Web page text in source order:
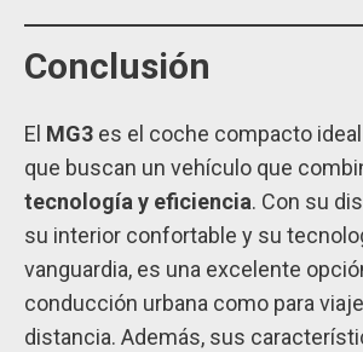
Conclusión
El MG3 es el coche compacto
que buscan un vehículo que
tecnología y eficiencia. Con su
su interior confortable y su
vanguardia, es una excelente
conducción urbana como para
distancia. Además, sus